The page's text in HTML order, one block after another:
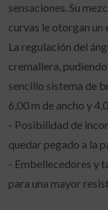
sensaciones. Su
curvas le otorgan un
La regulación del
cremallera,
sencillo sistema de
6,00 m de ancho y
- Posibilidad de
quedar pegado a la
- Embellecedores y
para una mayor